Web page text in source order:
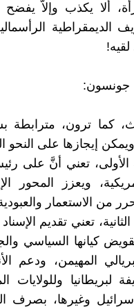
ألا يكذب وإلاَّ
الديمقراطية
جونسون:
كما ترون،
إيجازها على النحو
الأولى، تعني أنَّ على
ويعزز المحور
من الاستعمار
الثانية، تعني تقديم
وتقويض كيانها السياسي
المهيمن، ودعم
لبريطانيا
وغيرها، بصرف